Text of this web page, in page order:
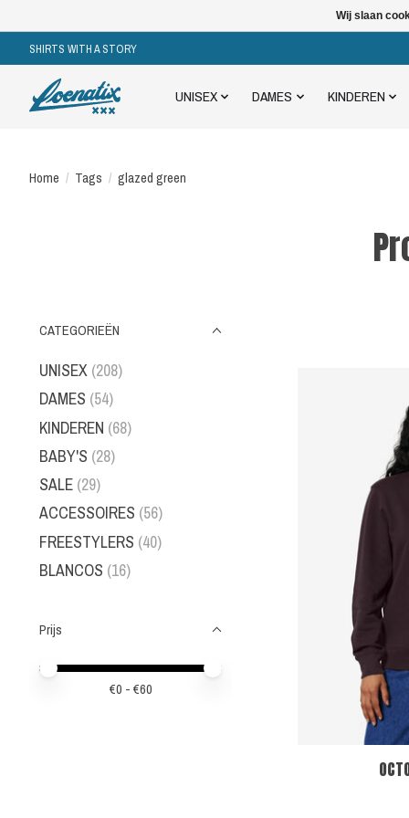
SHIRTS WITH A STORY
UNISEX DAMES KINDEREN
Home / Tags / glazed green
CATEGORIEËN
UNISEX (208)
DAMES (54)
KINDEREN (68)
BABY'S (28)
SALE (29)
ACCESSOIRES (56)
FREESTYLERS (40)
BLANCOS (16)
Prijs
Minimale prijswaarde
Price maximum value
€0 - €60
Wij slaan